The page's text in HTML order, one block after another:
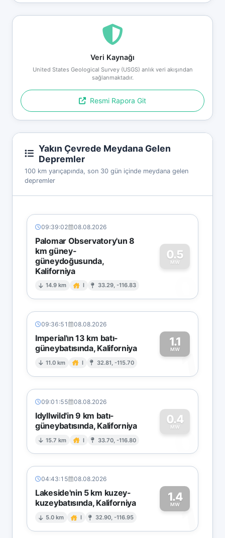
Veri Kaynağı
United States Geological Survey (USGS) anlık veri akışından
sağlanmaktadır.
Resmi Rapora Git
Yakın Çevrede Meydana Gelen
Depremler
100 km yarıçapında, son 30 gün içinde meydana gelen
depremler
09:39:02 08.08.2026
Palomar Observatory'un 8
km güney-
güneydoğusunda,
Kaliforniya
14.9 km I 33.29, -116.83
0.5
MW
0
09:36:51 08.08.2026
Imperial'ın 13 km batı-
güneybatısında, Kaliforniya
11.0 km I 32.81, -115.70
1.1
MW1
09:01:55 08.08.2026
Idyllwild'in 9 km batı-
güneybatısında, Kaliforniya
15.7 km I 33.70, -116.80
0.4
MW
0
04:43:15 08.08.2026
Lakeside'nin 5 km kuzey-
kuzeybatısında, Kaliforniya
5.0 km I 32.90, -116.95
1.4
MW1